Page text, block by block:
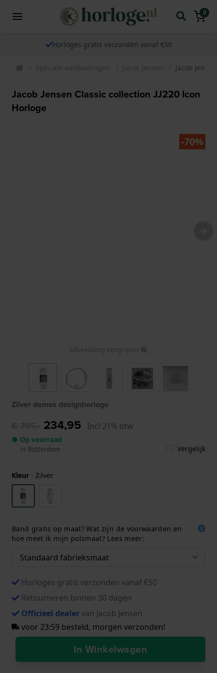
0
Horloges gratis verzonden vanaf €50
Speciale aanbiedingen Jacob Jensen Jacob
Jacob Jensen Classic collection JJ220 Icon
Horloge
-70%
Afbeelding vergroten
Zilver dames designhorloge
€ 795,- 234,95 Incl 21% btw
● Op voorraad
in Rotterdam
Vergelijk
Kleur - Zilver
Band gratis op maat? Wat zijn de voorwaarden en
hoe meet ik mijn polsmaat? Lees meer:
Horloges gratis verzonden vanaf €50
Retourneren binnen 30 dagen
Officieel dealervan Jacob Jensen
voor 23:59 besteld, morgen verzonden!
In Winkelwagen